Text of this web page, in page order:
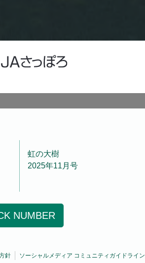
虹の大樹
2025年11月号
NUMBER
針 ソーシャルメディア コミュニティガイドライン